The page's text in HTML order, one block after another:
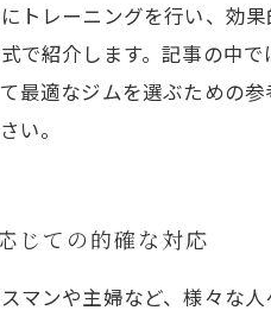
トレーニングを行い、効
で紹介します。記事の中
最適なジムを選ぶための
い。
じての的確な対応
マンや主婦など、様々な